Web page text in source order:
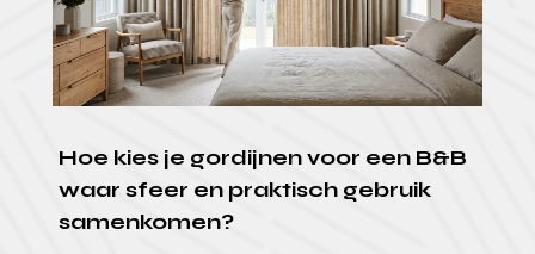
Hoe kies je gordijnen voor een B&B
waar sfeer en praktisch gebruik
samenkomen?